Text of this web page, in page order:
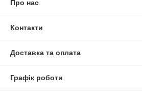
Про нас
Контакти
Доставка та оплата
Графік роботи